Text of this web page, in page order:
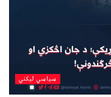
سیاسي لیکني